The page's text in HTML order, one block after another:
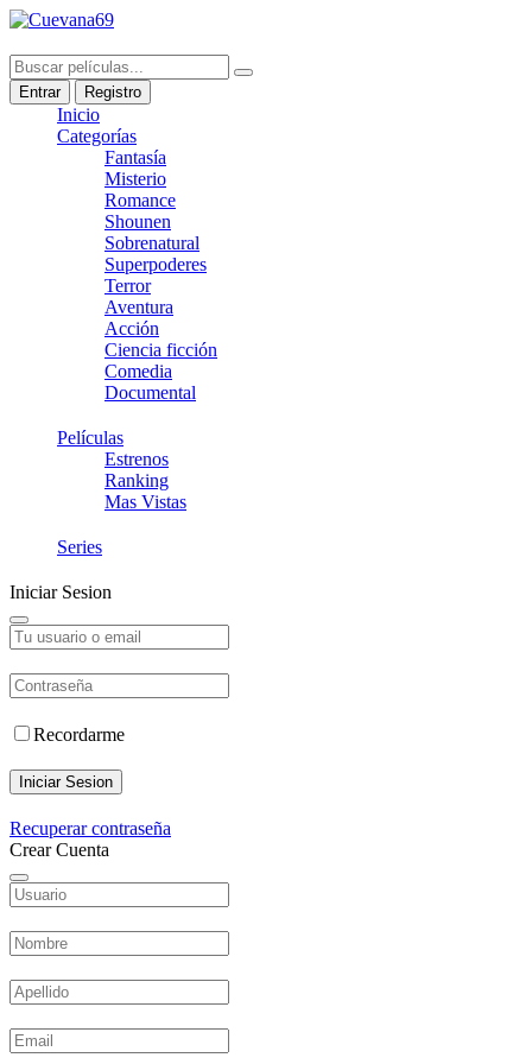
Entrar Registro
Inicio
Categorías
Fantasía
Misterio
Romance
Shounen
Sobrenatural
Superpoderes
Terror
Aventura
Acción
Ciencia ficción
Comedia
Documental
Películas
Estrenos
Ranking
Mas Vistas
Series
Iniciar Sesion
Recordarme
Iniciar Sesion
Recuperar contraseña
Crear Cuenta